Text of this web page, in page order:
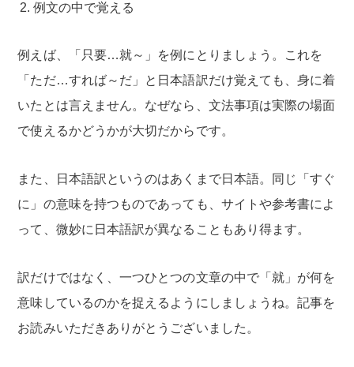
例文の中で覚える
例えば、「只要…就～」を例にとりましょう。これを
「ただ…すれば～だ」と日本語訳だけ覚えても、身に着
いたとは言えません。なぜなら、文法事項は実際の場面
で使えるかどうかが大切だからです。
また、日本語訳というのはあくまで日本語。同じ「すぐ
に」の意味を持つものであっても、サイトや参考書によ
って、微妙に日本語訳が異なることもあり得ます。
訳だけではなく、一つひとつの文章の中で「就」が何を
意味しているのかを捉えるようにしましょうね。記事を
お読みいただきありがとうございました。